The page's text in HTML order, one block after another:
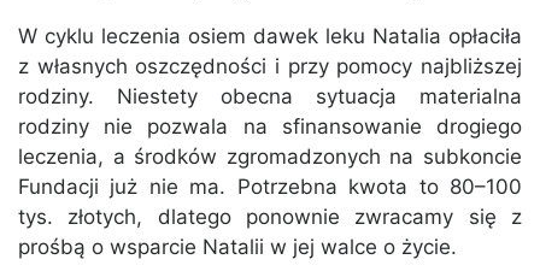
W cyklu leczenia osiem dawek leku Natalia opłaciła
z własnych oszczędności i przy pomocy najbliższej
rodziny. Niestety obecna sytuacja materialna
rodziny nie pozwala na sfinansowanie drogiego
leczenia, a środków zgromadzonych na subkoncie
Fundacji już nie ma. Potrzebna kwota to 80–100
tys. złotych, dlatego ponownie zwracamy się z
prośbą o wsparcie Natalii w jej walce o życie.